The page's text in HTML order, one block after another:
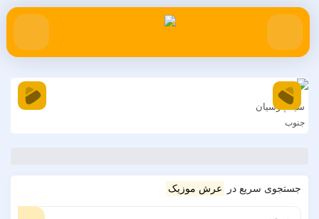
سینا پارسیان
جنوب
جستجوی سریع در عرش موزیک